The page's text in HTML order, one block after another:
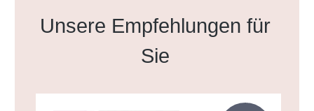
Produktgalerie überspringen
Unsere Empfehlungen für
Sie